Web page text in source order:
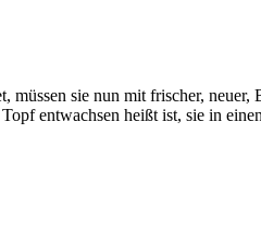
sie nun mit frischer, neuer,
entwachsen heißt ist, sie in